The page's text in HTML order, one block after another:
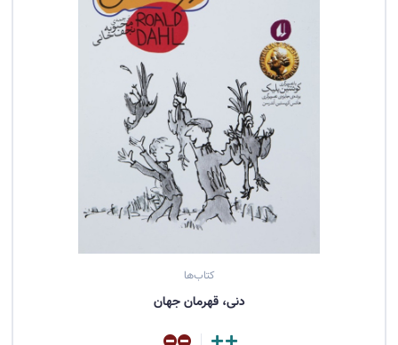
کتاب‌ها
دنی، قهرمان جهان